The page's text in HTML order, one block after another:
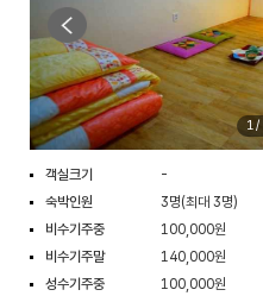
1/
객실크기
-
숙박인원
3명(최대 3명)
비수기주중
100,000원
비수기주말
140,000원
성수기주중
100,000원